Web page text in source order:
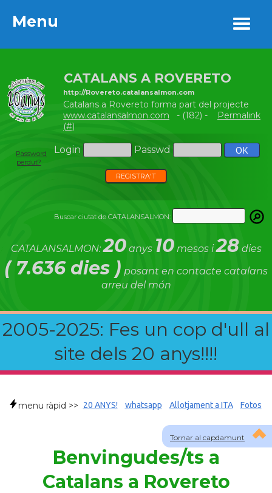
Menu
CATALANS A ROVERETO
http://Rovereto.catalansalmon.com
Catalans a Rovereto forma part del projecte
www.catalansalmon.com - (182) -
Permalink
(#)
Login Passwd
Password
perdut?
REGISTRA'T
Buscar ciutat de CATALANSALMON:
CATALANSALMON:20anys 10mesos i28 dies
( 7.636 dies ) posant en contacte catalans
arreu del món
2005-2025: Fes un cop d'ull al
site dels 20 anys!!!!
Menu
Tornar al capdamunt
menu ràpid >> 20 ANYS! whatsapp Allotjament a ITA Fotos
Benvingudes/ts a
Catalans a Rovereto